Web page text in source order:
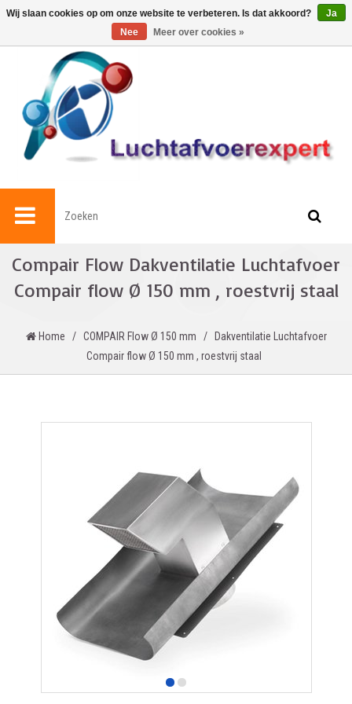
0
Compair Flow Dakventilatie Luchtafvoer
Compair flow Ø 150 mm , roestvrij staal
Home / COMPAIR Flow Ø 150 mm /
Dakventilatie Luchtafvoer
Compair flow Ø 150 mm , roestvrij staal
Wij slaan cookies op om onze website te verbeteren. Is dat akkoord?
Ja
Nee
Meer over cookies »